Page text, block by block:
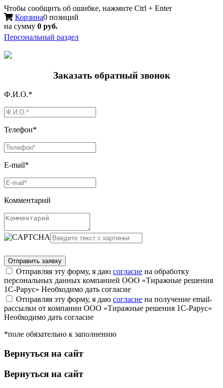
Чтобы сообщить об ошибке, нажмите Ctrl + Enter
Корзина0 позиций
на сумму 0 руб.
Персональный раздел
Заказать обратный звонок
Ф.И.О.*
Телефон*
E-mail*
Комментарий
Отправляя эту форму, я даю согласие на обработку
персональных данных компанией ООО «Тиражные решения
1С-Рарус» Необходимо дать согласие
Отправляя эту форму, я даю согласие на получение email-
рассылки от компании ООО «Тиражные решения 1С-Рарус»
Необходимо дать согласие
*поле обязательно к заполнению
Вернуться на сайт
Вернуться на сайт